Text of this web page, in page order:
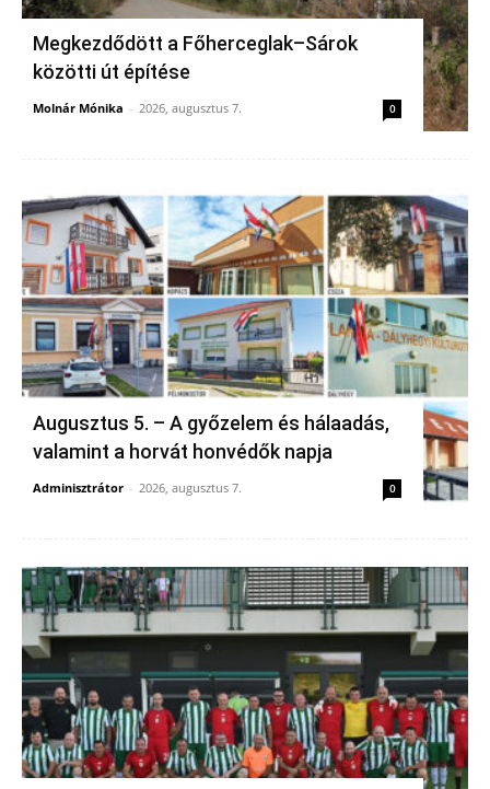
Megkezdődött a Főherceglak–Sárok
közötti út építése
Molnár Mónika - 2026, augusztus 7. 0
Augusztus 5. – A győzelem és hálaadás,
valamint a horvát honvédők napja
Adminisztrátor - 2026, augusztus 7. 0